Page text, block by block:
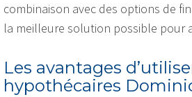
combinaison avec des options de
la meilleure solution possible pour
Les avantages
hypothécaires